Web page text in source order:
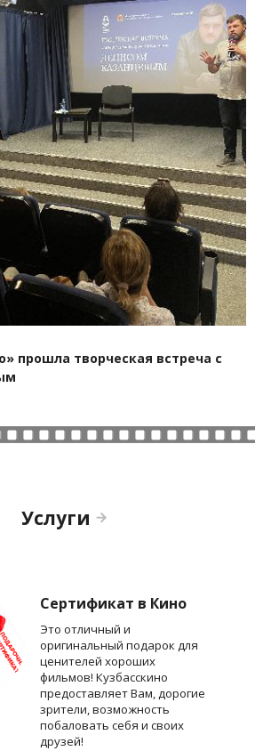
прошла творческая встреча с
Услуги
Сертификат в Кино
Это отличный и
оригинальный подарок для
ценителей хороших
фильмов! Кузбасскино
предоставляет Вам, дорогие
зрители, возможность
побаловать себя и своих
друзей!